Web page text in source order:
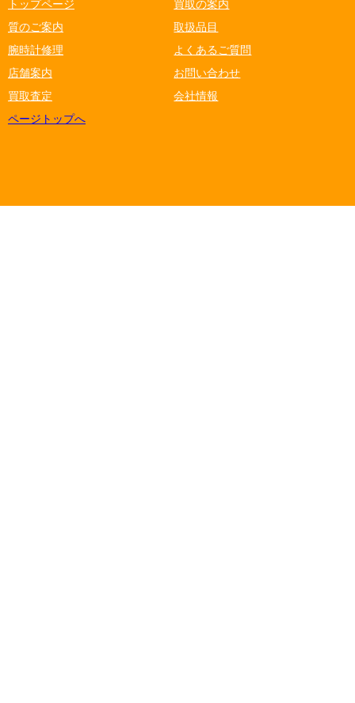
トップページ
買取の案内
質のご案内
取扱品目
腕時計修理
よくあるご質問
店舗案内
お問い合わせ
買取査定
会社情報
ページトップへ